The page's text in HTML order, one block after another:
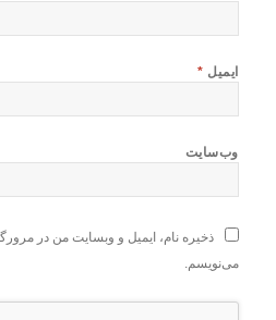
ایمیل *
وب‌سایت
ذخیره نام، ایمیل و وبسایت من در
می‌نویسم.